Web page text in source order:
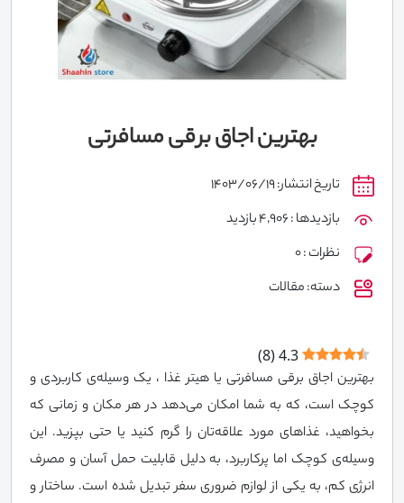
بهترین اجاق برقی مسافرتی
تاریخ انتشار: 1403/06/19
بازدیدها : 4,906 بازدید
نظرات : 0
دسته: مقالات
4.3
(
8
)
بهترین اجاق برقی مسافرتی یا هیتر غذا ، یک وسیله‌ی کاربردی و
کوچک است، که به شما امکان می‌دهد در هر مکان و زمانی که
بخواهید، غذاهای مورد علاقه‌تان را گرم کنید یا حتی بپزید. این
وسیله‌ی کوچک اما پرکاربرد، به دلیل قابلیت حمل آسان و مصرف
انرژی کم، به یکی از لوازم ضروری سفر تبدیل شده است. ساختار و